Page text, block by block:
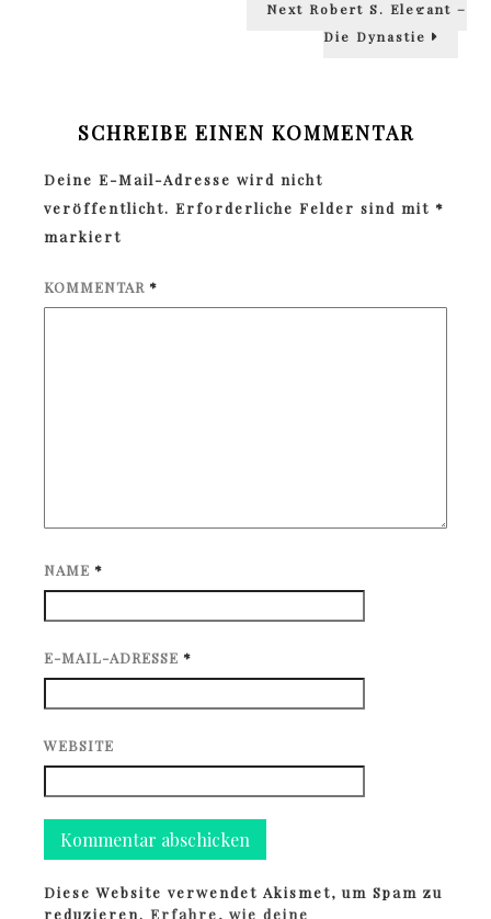
Next Robert S. Elegant –
Die Dynastie
SCHREIBE EINEN KOMMENTAR
Deine E-Mail-Adresse wird nicht
veröffentlicht. Erforderliche Felder sind mit *
markiert
KOMMENTAR *
NAME *
E-MAIL-ADRESSE *
WEBSITE
Diese Website verwendet Akismet, um Spam zu
reduzieren.Erfahre, wie deine